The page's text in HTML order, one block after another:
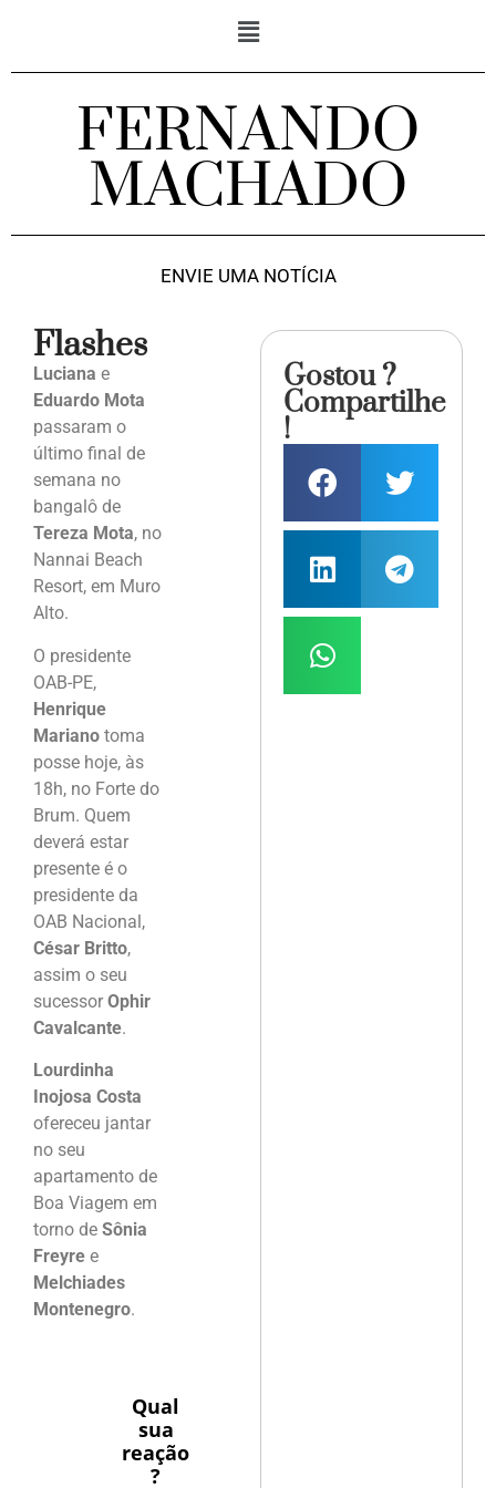
FERNANDO
MACHADO
ENVIE UMA NOTÍCIA
Flashes
Luciana e
Eduardo Mota
passaram o
último final de
semana no
bangalô de
Tereza Mota, no
Nannai Beach
Resort, em Muro
Alto.
O presidente
OAB-PE,
Henrique
Mariano toma
posse hoje, às
18h, no Forte do
Brum. Quem
deverá estar
presente é o
presidente da
OAB Nacional,
César Britto,
assim o seu
sucessor Ophir
Cavalcante.
Lourdinha
Inojosa Costa
ofereceu jantar
no seu
apartamento de
Boa Viagem em
torno de Sônia
Freyre e
Melchiades
Montenegro.
Qual
sua
reação
?
Gostou ?
Compartilhe
!